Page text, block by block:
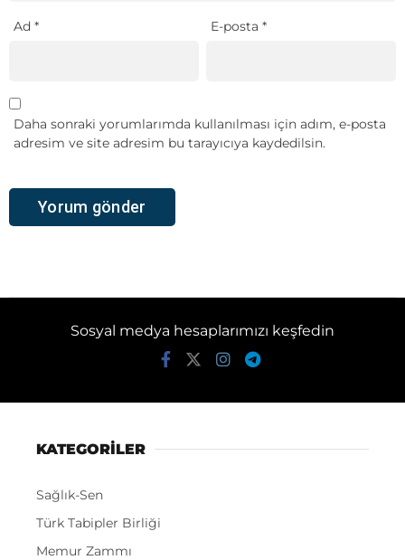
Ad * E-posta*
Daha sonraki yorumlarımda kullanılması için adım, e-posta
adresim ve site adresim bu tarayıcıya kaydedilsin.
Sosyal medya hesaplarımızı keşfedin
KATEGORİLER
Sağlık-Sen
Türk Tabipler Birliği
Memur Zammı